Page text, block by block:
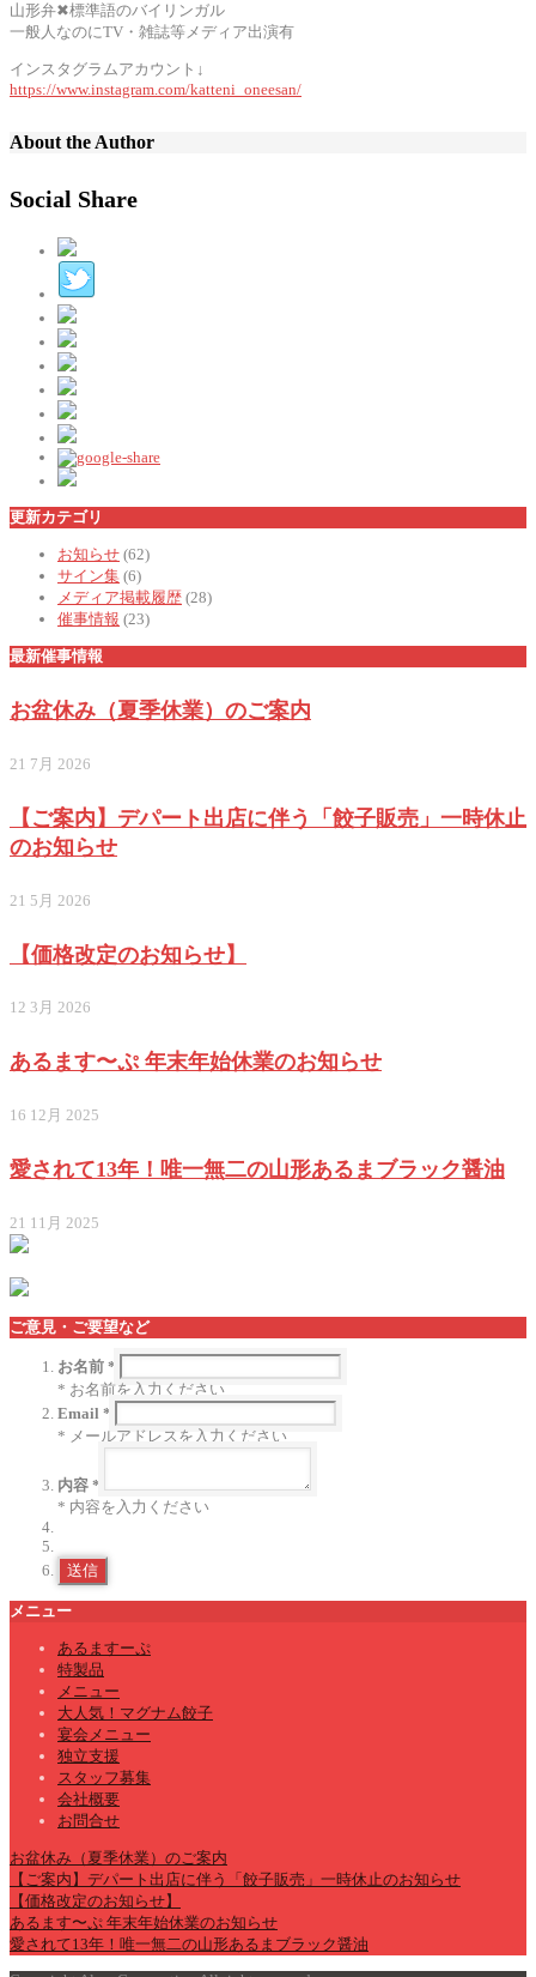
山形弁✖︎標準語のバイリンガル
一般人なのにTV・雑誌等メディア出演有
インスタグラムアカウント↓
https://www.instagram.com/katteni_oneesan/
About the Author
Social Share
更新カテゴリ
お知らせ (62)
サイン集 (6)
メディア掲載履歴 (28)
催事情報 (23)
最新催事情報
お盆休み（夏季休業）のご案内
21 7月 2026
【ご案内】デパート出店に伴う「餃子販売」一時休止
のお知らせ
21 5月 2026
【価格改定のお知らせ】
12 3月 2026
あるます〜ぷ 年末年始休業のお知らせ
16 12月 2025
愛されて13年！唯一無二の山形あるまブラック醤油
21 11月 2025
ご意見・ご要望など
お名前 *
* お名前を入力ください
Email *
* メールアドレスを入力ください
内容 *
* 内容を入力ください
送信
メニュー
あるますーぷ
特製品
メニュー
大人気！マグナム餃子
宴会メニュー
独立支援
スタッフ募集
会社概要
お問合せ
お盆休み（夏季休業）のご案内
【ご案内】デパート出店に伴う「餃子販売」一時休止のお知らせ
【価格改定のお知らせ】
あるます〜ぷ 年末年始休業のお知らせ
愛されて13年！唯一無二の山形あるまブラック醤油